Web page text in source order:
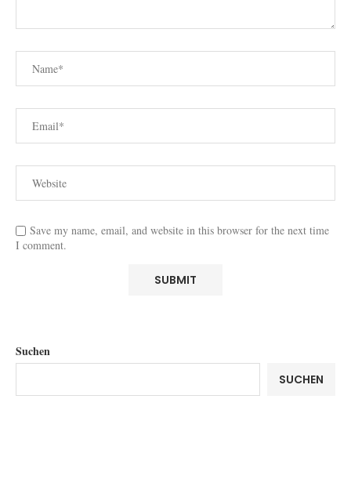
Save my name, email, and website in this browser for the next time
I comment.
Suchen
SUCHEN